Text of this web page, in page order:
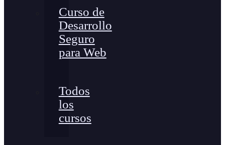
Curso de
Desarrollo
Seguro
para Web
Todos
los
cursos